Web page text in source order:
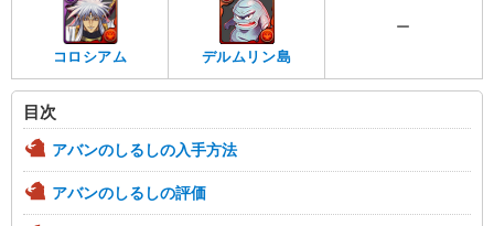
コロシアム デルムリン島
ー
目次
アバンのしるしの入手方法
アバンのしるしの評価